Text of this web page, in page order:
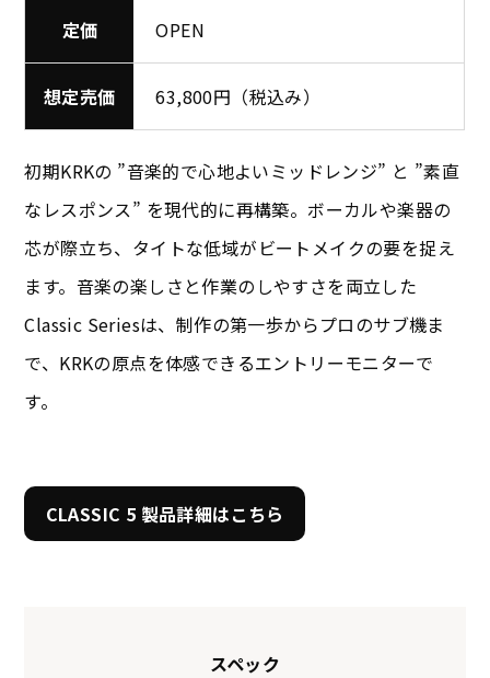
定価 OPEN
想定売価 63,800円（税込み）
初期KRKの ”音楽的で心地よいミッドレンジ” と ”素直
なレスポンス” を現代的に再構築。ボーカルや楽器の
芯が際立ち、タイトな低域がビートメイクの要を捉え
ます。音楽の楽しさと作業のしやすさを両立した
Classic Seriesは、制作の第一歩からプロのサブ機ま
で、KRKの原点を体感できるエントリーモニターで
す。
CLASSIC 5 製品詳細はこちら
スペック